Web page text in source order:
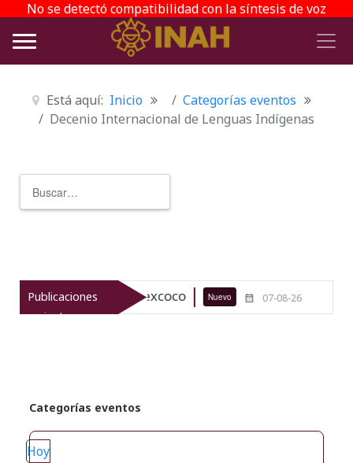
No se detectó compatibilidad con la síntesis de voz
Está aquí: Inicio
Categorías eventos
Decenio Internacional de Lenguas Indígenas
Publicaciones
recientes
arqueológico de Texcoco Nuevo 07-08-26
Categorías eventos
Hoy